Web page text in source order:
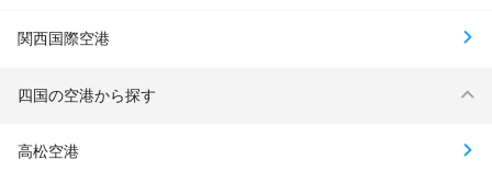
関西国際空港
四国の空港から探す
高松空港